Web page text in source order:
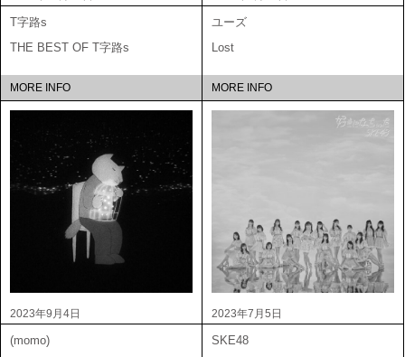
T字路s
THE BEST OF T字路s
MORE INFO
ユーズ
Lost
MORE INFO
2023年9月4日
(momo)
2023年7月5日
SKE48